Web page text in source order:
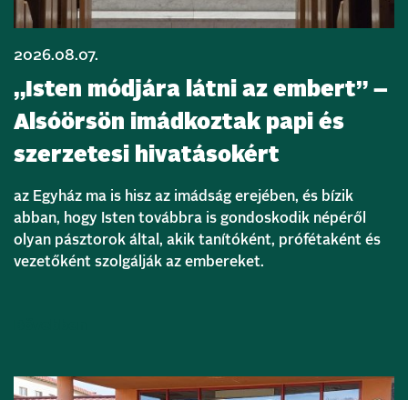
2026.08.07.
„Isten módjára látni az embert” –
Alsóörsön imádkoztak papi és
szerzetesi hivatásokért
az Egyház ma is hisz az imádság erejében, és bízik
abban, hogy Isten továbbra is gondoskodik népéről
olyan pásztorok által, akik tanítóként, prófétaként és
vezetőként szolgálják az embereket.